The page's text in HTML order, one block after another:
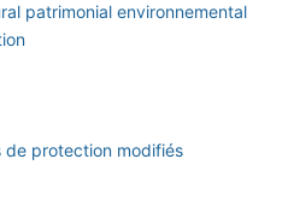
patrimonial environnemental
de protection modifiés